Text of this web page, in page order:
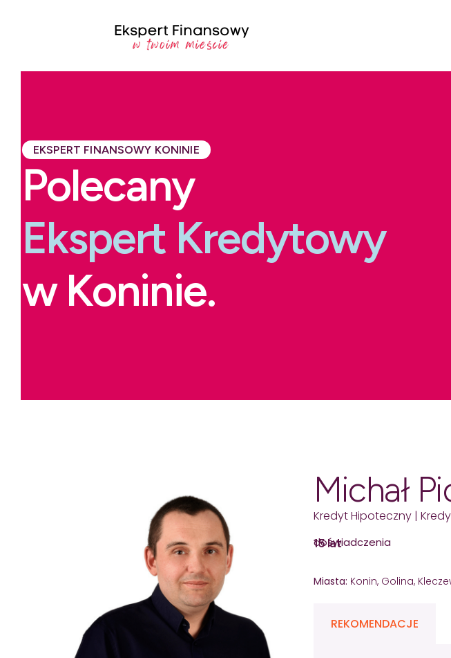
EKSPERT FINANSOWY KONINIE
Polecany
Ekspert Kredytowy
w Koninie.
Michał
Kredyt Hipoteczny |
15 lat
doświadczenia
Miasta: Konin, Golina,
REKOMENDACJE